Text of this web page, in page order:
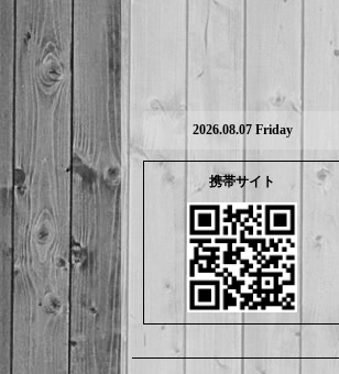
2026.08.07 Friday
携帯サイト